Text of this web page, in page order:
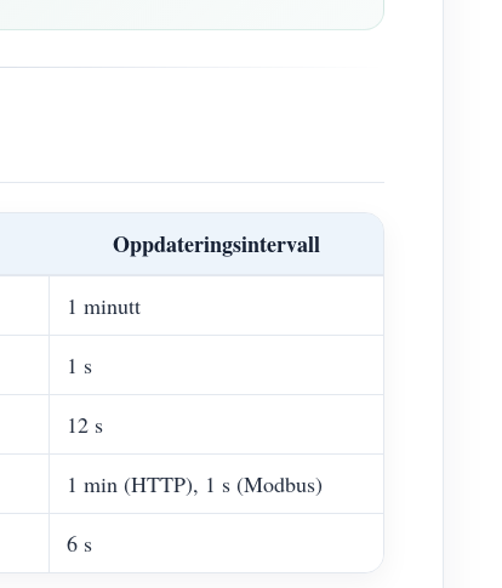
Oppdateringsintervall
1 minutt
1 s
12 s
1 min (HTTP), 1 s (Modbus)
6 s